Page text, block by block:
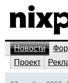
Новости
Проект